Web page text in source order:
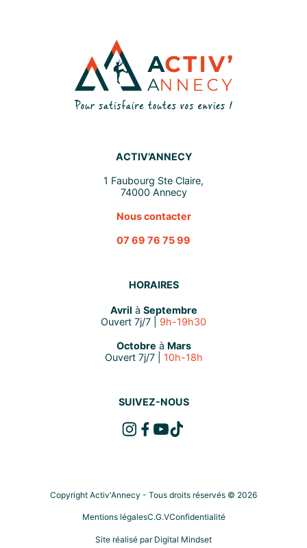
ACTIV’ANNECY
1 Faubourg Ste Claire,
74000 Annecy
Nous contacter
07 69 76 75 99
HORAIRES
Avril à Septembre
Ouvert 7j/7 | 9h-19h30
Octobre à Mars
Ouvert 7j/7 | 10h-18h
SUIVEZ-NOUS
Copyright Activ'Annecy - Tous droits réservés © 2026
Mentions légalesC.G.VConfidentialité
Site réalisé par Digital Mindset